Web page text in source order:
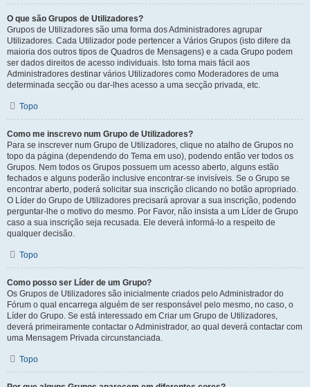
O que são Grupos de Utilizadores?
Grupos de Utilizadores são uma forma dos Administradores agrupar
Utilizadores. Cada Utilizador pode pertencer a Vários Grupos (isto difere da
maioria dos outros tipos de Quadros de Mensagens) e a cada Grupo podem
ser dados direitos de acesso individuais. Isto torna mais fácil aos
Administradores destinar vários Utilizadores como Moderadores de uma
determinada secção ou dar-lhes acesso a uma secção privada, etc.
Topo
Como me inscrevo num Grupo de Utilizadores?
Para se inscrever num Grupo de Utilizadores, clique no atalho de Grupos no
topo da página (dependendo do Tema em uso), podendo então ver todos os
Grupos. Nem todos os Grupos possuem um acesso aberto, alguns estão
fechados e alguns poderão inclusive encontrar-se invisíveis. Se o Grupo se
encontrar aberto, poderá solicitar sua inscrição clicando no botão apropriado.
O Líder do Grupo de Utilizadores precisará aprovar a sua inscrição, podendo
perguntar-lhe o motivo do mesmo. Por Favor, não insista a um Líder de Grupo
caso a sua inscrição seja recusada. Ele deverá informá-lo a respeito de
qualquer decisão.
Topo
Como posso ser Líder de um Grupo?
Os Grupos de Utilizadores são inicialmente criados pelo Administrador do
Fórum o qual encarrega alguém de ser responsável pelo mesmo, no caso, o
Líder do Grupo. Se está interessado em Criar um Grupo de Utilizadores,
deverá primeiramente contactar o Administrador, ao qual deverá contactar com
uma Mensagem Privada circunstanciada.
Topo